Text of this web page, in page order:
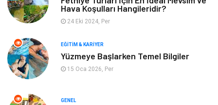
Alışveriş Gençlik & Eğlence
Genel Kültür
Metal Evlilik Rehberi
Hava Koşulları Hangileridir?
24 Eki 2024, Per
EĞITIM & KARIYER
Yüzmeye Başlarken Temel Bilgiler
15 Oca 2026, Per
GENEL